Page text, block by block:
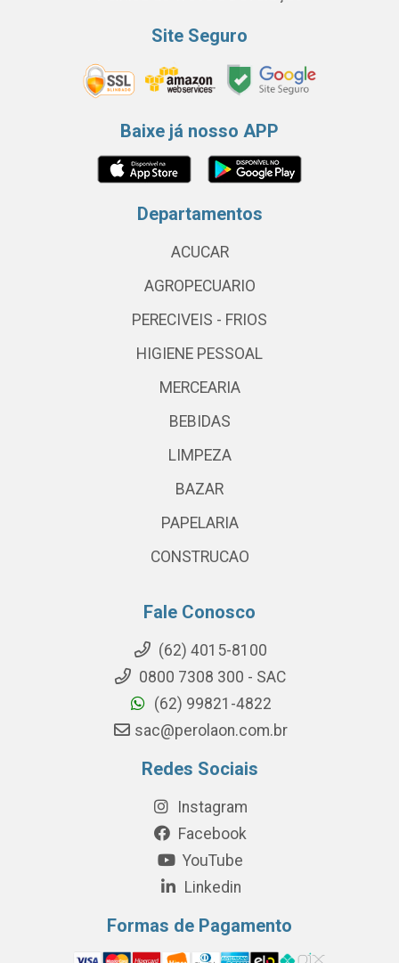
Site Seguro
Baixe já nosso APP
Departamentos
ACUCAR
AGROPECUARIO
PERECIVEIS - FRIOS
HIGIENE PESSOAL
MERCEARIA
BEBIDAS
LIMPEZA
BAZAR
PAPELARIA
CONSTRUCAO
Fale Conosco
(62) 4015-8100
0800 7308 300 - SAC
(62) 99821-4822
sac@perolaon.com.br
Redes Sociais
Instagram
Facebook
YouTube
Linkedin
Formas de Pagamento